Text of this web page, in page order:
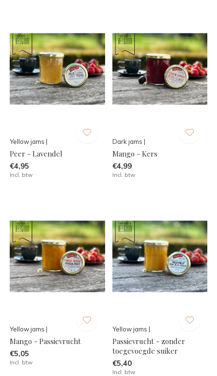
Yellow jams |
Peer - Lavendel
€4,95
Incl. btw
Dark jams |
Mango - Kers
€4,99
Incl. btw
Yellow jams |
Mango - Passievrucht
€5,05
Incl. btw
Yellow jams |
Passievrucht - zonder
toegevoegde suiker
€5,40
Incl. btw